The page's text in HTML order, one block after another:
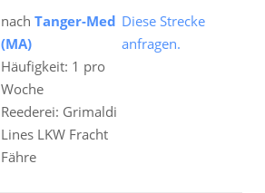
nach Tanger-Med
(MA)
Diese Strecke
anfragen.
Häufigkeit: 1 pro
Woche
Reederei: Grimaldi
Lines LKW Fracht
Fähre